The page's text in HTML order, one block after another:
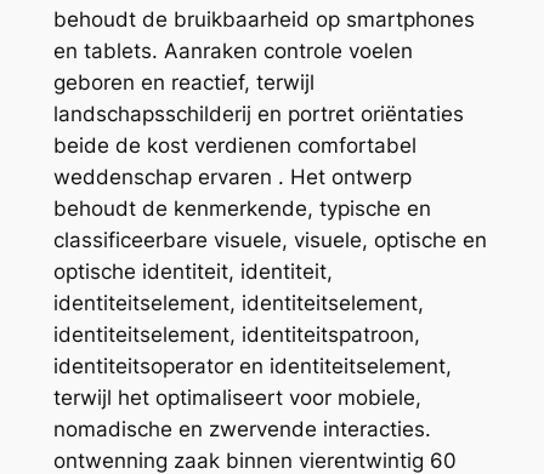
behoudt de bruikbaarheid op smartphones
en tablets. Aanraken controle voelen
geboren en reactief, terwijl
landschapsschilderij en portret oriëntaties
beide de kost verdienen comfortabel
weddenschap ervaren . Het ontwerp
behoudt de kenmerkende, typische en
classificeerbare visuele, visuele, optische en
optische identiteit, identiteit,
identiteitselement, identiteitselement,
identiteitselement, identiteitspatroon,
identiteitsoperator en identiteitselement,
terwijl het optimaliseert voor mobiele,
nomadische en zwervende interacties.
ontwenning zaak binnen vierentwintig 60